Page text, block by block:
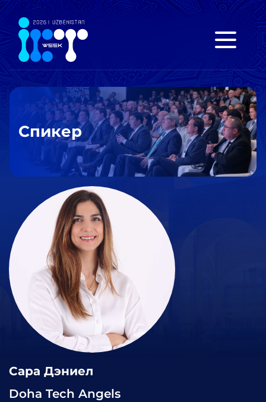
Спикер
Сара Дэниел
Doha Tech Angels